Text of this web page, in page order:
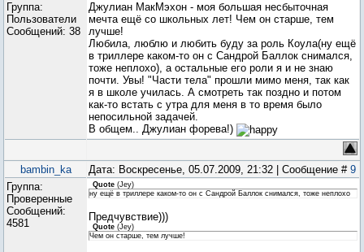
Группа:
Пользователи
Сообщений: 38
Джулиан МакМэхон - моя большая несбыточная
мечта ещё со школьных лет! Чем он старше, тем
лучше!
Любила, люблю и любить буду за роль Коула(ну ещё
в триллере каком-то он с Сандрой Баллок снимался,
тоже неплохо), а остальные его роли я и не знаю
почти. Увы! "Части тела" прошли мимо меня, так как
я в школе училась. А смотреть так поздно и потом
как-то встать с утра для меня в то время было
непосильной задачей.
В общем.. Джулиан форева!)
bambin_ka Дата: Воскресенье, 05.07.2009, 21:32 | Сообщение # 9
Группа:
Проверенные
Сообщений:
4581
Quote (Jey)
ну ещё в триллере каком-то он с Сандрой Баллок снимался, тоже неплохо
Предчувствие)))
Quote (Jey)
Чем он старше, тем лучше!